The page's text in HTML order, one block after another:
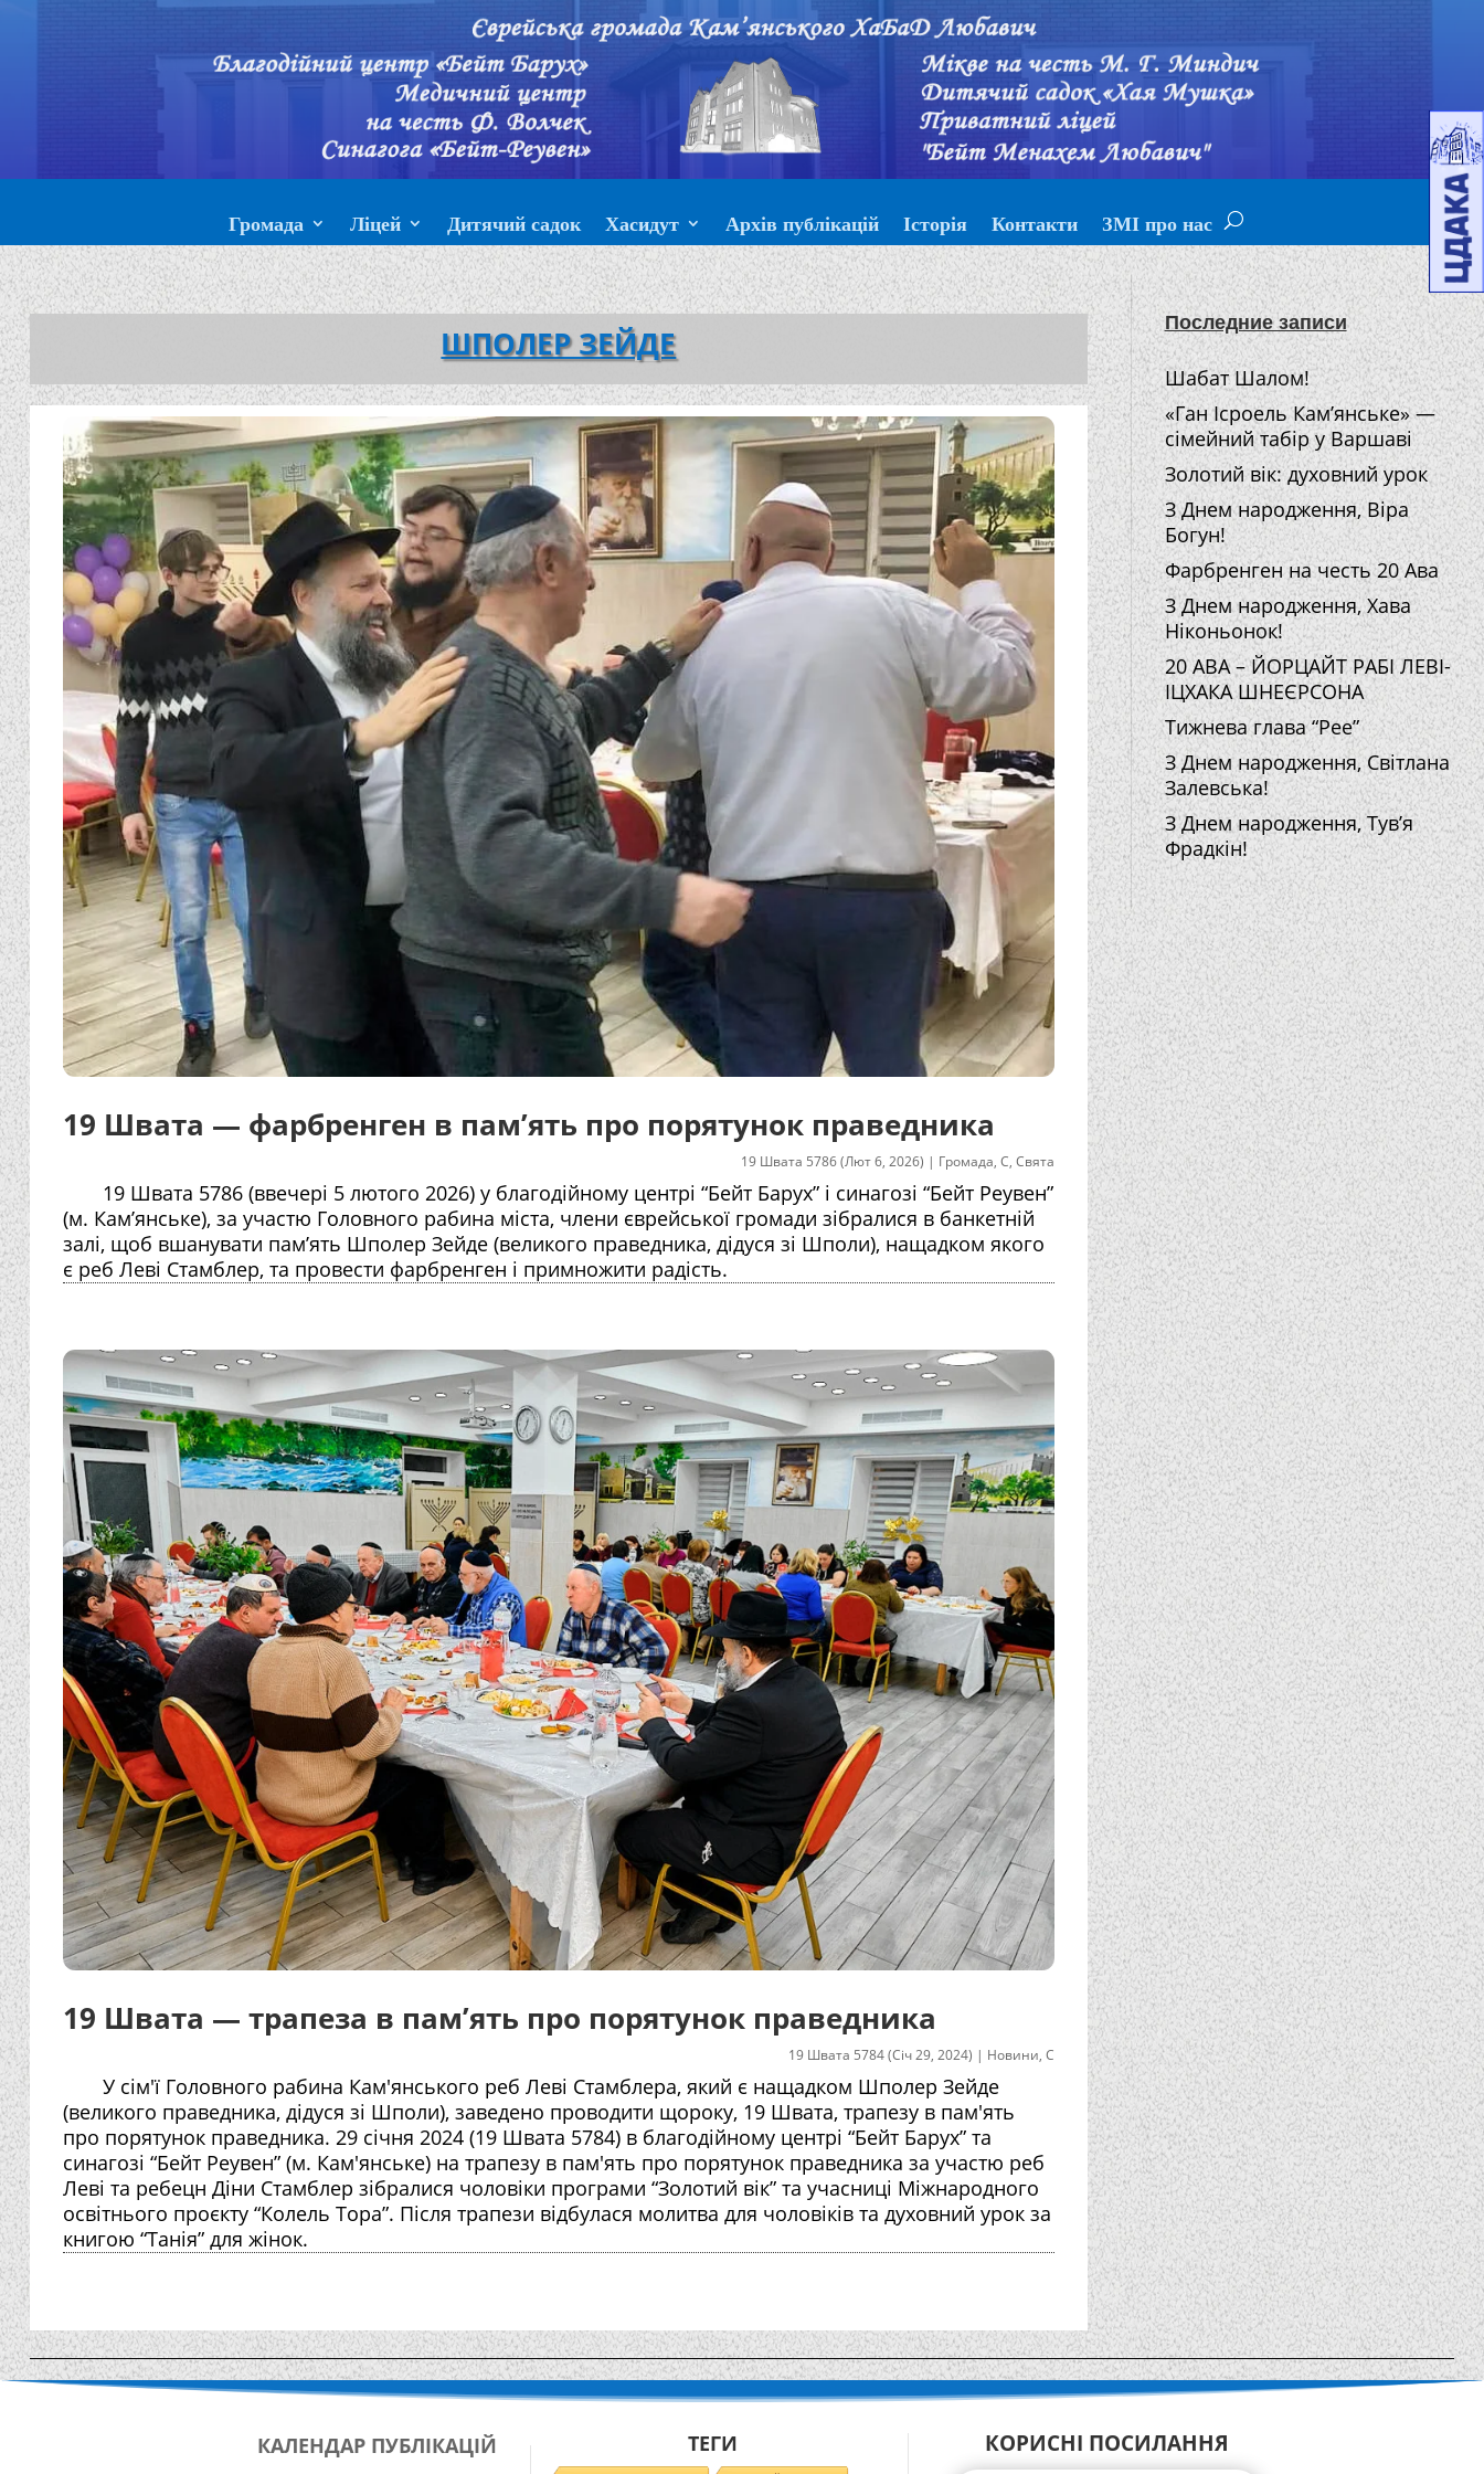
Громада Ліцей Дитячий садок Хасидут Архів публікацій Історія Контакти ЗМІ про нас
ШПОЛЕР ЗЕЙДЕ
19 Швата — фарбренген в пам’ять про порятунок праведника
19 Швата 5786 (Лют 6, 2026) | Громада, С, Свята
19 Швата 5786 (ввечері 5 лютого 2026) у благодійному центрі “Бейт Барух” і синагозі “Бейт Реувен”
(м. Кам’янське), за участю Головного рабина міста, члени єврейської громади зібралися в банкетній
залі, щоб вшанувати пам’ять Шполер Зейде (великого праведника, дідуся зі Шполи), нащадком якого
є реб Леві Стамблер, та провести фарбренген і примножити радість.
19 Швата — трапеза в пам’ять про порятунок праведника
19 Швата 5784 (Січ 29, 2024) | Новини, С
У сім'ї Головного рабина Кам'янського реб Леві Стамблера, який є нащадком Шполер Зейде
(великого праведника, дідуся зі Шполи), заведено проводити щороку, 19 Швата, трапезу в пам'ять
про порятунок праведника. 29 січня 2024 (19 Швата 5784) в благодійному центрі “Бейт Барух” та
синагозі “Бейт Реувен” (м. Кам'янське) на трапезу в пам'ять про порятунок праведника за участю реб
Леві та ребецн Діни Стамблер зібралися чоловіки програми “Золотий вік” та учасниці Міжнародного
освітнього проєкту “Колель Тора”. Після трапези відбулася молитва для чоловіків та духовний урок за
книгою “Танія” для жінок.
Последние записи
Шабат Шалом!
«Ган Ісроель Кам’янське» —
сімейний табір у Варшаві
Золотий вік: духовний урок
З Днем народження, Віра
Богун!
Фарбренген на честь 20 Ава
З Днем народження, Хава
Ніконьонок!
20 АВА – ЙОРЦАЙТ РАБІ ЛЕВІ-
ІЦХАКА ШНЕЄРСОНА
Тижнева глава “Рее”
З Днем народження, Світлана
Залевська!
З Днем народження, Тув’я
Фрадкін!
КАЛЕНДАР ПУБЛІКАЦІЙ ТЕГИ КОРИСНІ ПОСИЛАННЯ